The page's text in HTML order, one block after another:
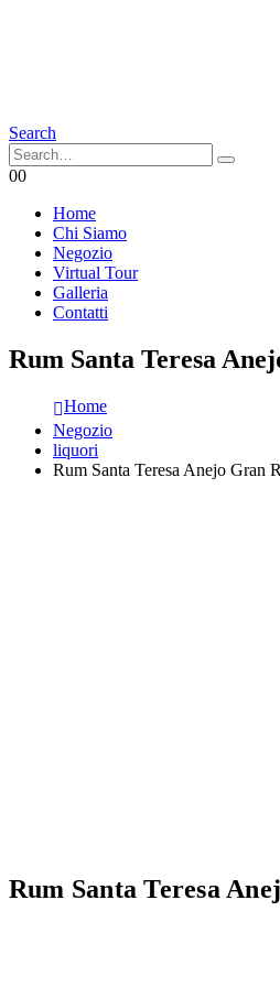
Search
00
Home
Chi Siamo
Negozio
Virtual Tour
Galleria
Contatti
Rum Santa Teresa
Home
Negozio
liquori
Rum Santa Teresa Anejo Gran
Rum Santa Teresa